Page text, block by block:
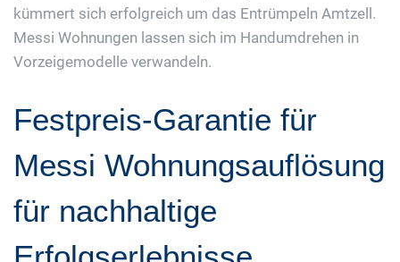
kümmert sich erfolgreich um das Entrümpeln Amtzell.
Messi Wohnungen lassen sich im Handumdrehen in
Vorzeigemodelle verwandeln.
Festpreis-Garantie für
Messi Wohnungsauflösung
für nachhaltige